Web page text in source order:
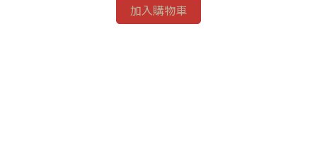
加入購物車